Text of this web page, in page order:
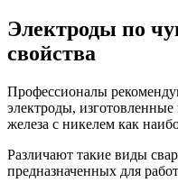
Электроды по
свойства
Профессионалы
электроды, изготовленные
железа с никелем как
Различают такие виды
предназначенных для